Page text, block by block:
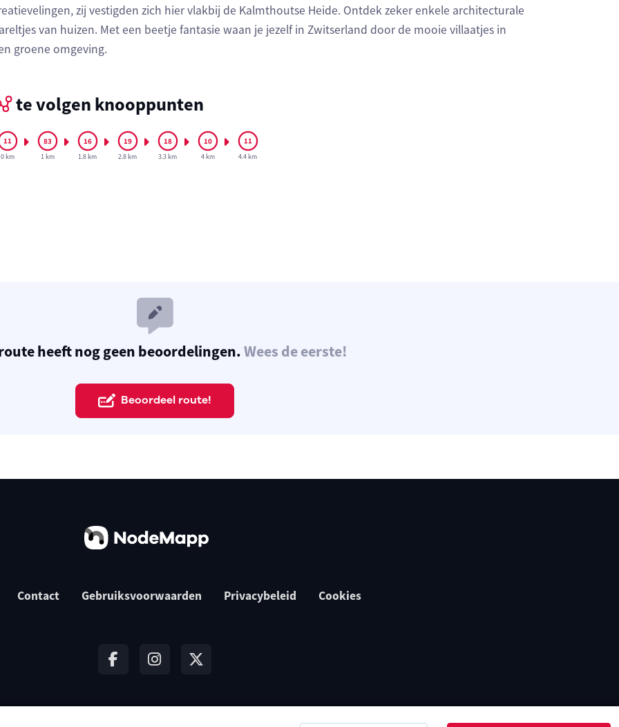
zij vestigden zich hier vlakbij de Kalmthoutse Heide. Ontdek zeker enkele architecturale
van huizen. Met een beetje fantasie waan je jezelf in Zwitserland door de mooie villaatjes in
groene omgeving.
te volgen knooppunten
0 km 1 km 1.8 km 2.8 km 3.3 km 4 km 4.4 km
heeft nog geen beoordelingen.Wees de eerste!
Beoordeel route!
Contact Gebruiksvoorwaarden Privacybeleid Cookies